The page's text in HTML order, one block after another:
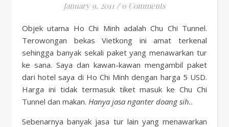
January 9, 2011 / 0 Comments
Objek utama Ho Chi Minh adalah Chu Chi Tunnel.
Terowongan bekas Vietkong ini amat terkenal
sehingga banyak sekali paket yang menawarkan tur
ke sana. Saya dan kawan-kawan mengambil paket
dari hotel saya di Ho Chi Minh dengan harga 5 USD.
Harga ini tidak termasuk tiket masuk ke Chu Chi
Tunnel dan makan. Hanya jasa nganter doang sih..
Sebenarnya banyak jasa tur lain yang menawarkan